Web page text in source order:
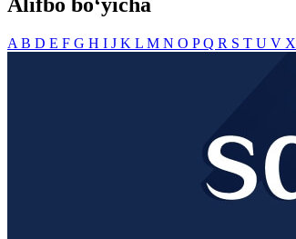
A B D E F G H I J K L M N O PQ R S T U V X